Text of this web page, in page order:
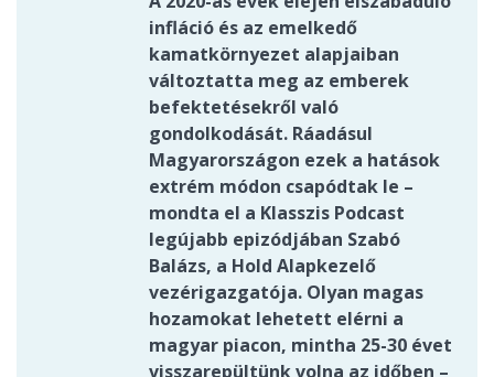
infláció és az emelkedő
kamatkörnyezet alapjaiban
változtatta meg az emberek
befektetésekről való
gondolkodását. Ráadásul
Magyarországon ezek a hatások
extrém módon csapódtak le –
mondta el a Klasszis Podcast
legújabb epizódjában Szabó
Balázs, a Hold Alapkezelő
vezérigazgatója. Olyan magas
hozamokat lehetett elérni a
magyar piacon, mintha 25-30 évet
visszarepültünk volna az időben –